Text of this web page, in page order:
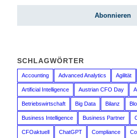
SCHLAGWÖRTER
Accounting Advanced Analytics Agilität
Artificial Intelligence Austrian CFO Day
Betriebswirtschaft Big Data Bilanz
Business Intelligence Business Partner
CFOaktuell ChatGPT Compliance